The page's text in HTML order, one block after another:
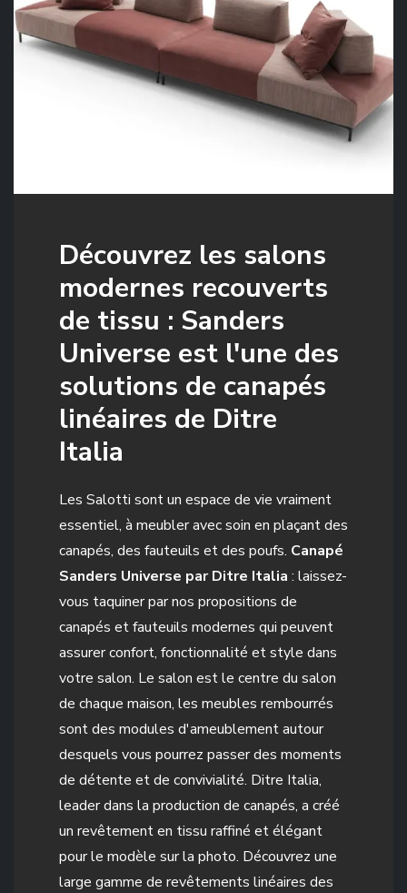
Découvrez les salons
modernes recouverts
de tissu : Sanders
Universe est l'une des
solutions de canapés
linéaires de Ditre
Italia
Les Salotti sont un espace de vie vraiment
essentiel, à meubler avec soin en plaçant des
canapés, des fauteuils et des poufs. Canapé
Sanders Universe par Ditre Italia : laissez-
vous taquiner par nos propositions de
canapés et fauteuils modernes qui peuvent
assurer confort, fonctionnalité et style dans
votre salon. Le salon est le centre du salon
de chaque maison, les meubles rembourrés
sont des modules d'ameublement autour
desquels vous pourrez passer des moments
de détente et de convivialité. Ditre Italia,
leader dans la production de canapés, a créé
un revêtement en tissu raffiné et élégant
pour le modèle sur la photo. Découvrez une
large gamme de revêtements linéaires des